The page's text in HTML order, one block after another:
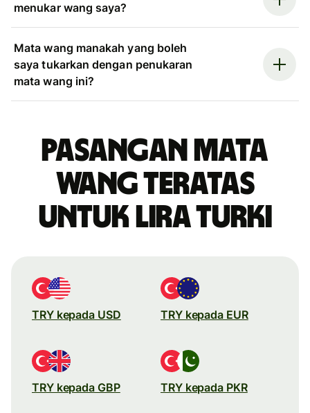
menukar wang saya?
Mata wang manakah yang boleh
saya tukarkan dengan penukaran
mata wang ini?
Pasangan mata
wang teratas
untuk lira Turki
TRY kepada USD TRY kepada EUR
TRY kepada GBP TRY kepada PKR